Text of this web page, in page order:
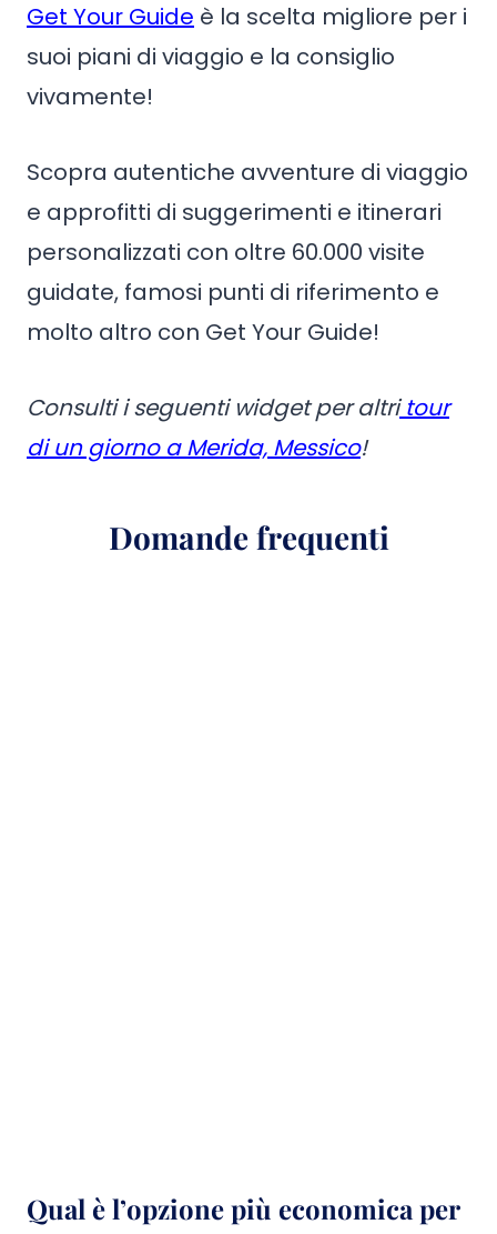
Get Your Guide è la scelta migliore per i
suoi piani di viaggio e la consiglio
vivamente!
Scopra autentiche avventure di viaggio
e approfitti di suggerimenti e itinerari
personalizzati con oltre 60.000 visite
guidate, famosi punti di riferimento e
molto altro con Get Your Guide!
Consulti i seguenti widget per altritour
di un giorno a Merida, Messico!
Domande frequenti
Qual è l’opzione più economica per